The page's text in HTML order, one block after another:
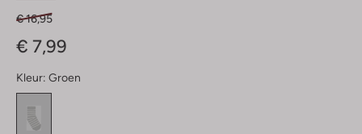
€ 16,95
€ 7,99
Kleur: Groen